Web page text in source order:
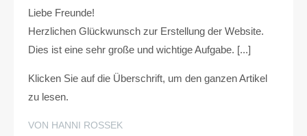
Liebe Freunde!
Herzlichen Glückwunsch zur Erstellung der Website.
Dies ist eine sehr große und wichtige Aufgabe. [...]
Klicken Sie auf die Überschrift, um den ganzen Artikel
zu lesen.
VON HANNI ROSSEK